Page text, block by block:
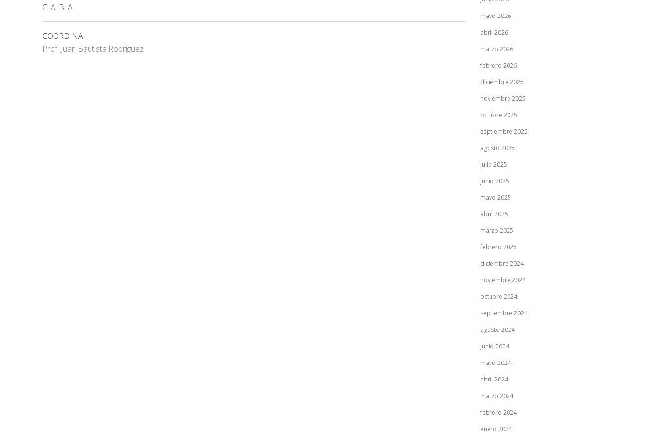
C. A. B. A.
COORDINA
Prof. Juan Bautista Rodríguez
mayo 2026
abril 2026
marzo 2026
febrero 2026
diciembre 2025
noviembre 2025
octubre 2025
septiembre 2025
agosto 2025
julio 2025
junio 2025
mayo 2025
abril 2025
marzo 2025
febrero 2025
diciembre 2024
noviembre 2024
octubre 2024
septiembre 2024
agosto 2024
junio 2024
mayo 2024
abril 2024
marzo 2024
febrero 2024
enero 2024